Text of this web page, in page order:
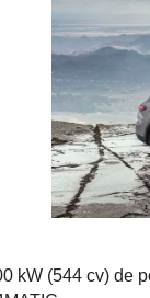
kW (544 cv) de